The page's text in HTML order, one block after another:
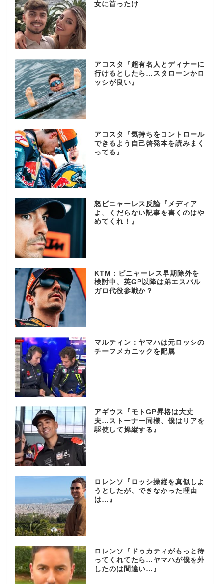
女に首ったけ
アコスタ『超有名人とディナーに
行けるとしたら…スタローンかロ
ッシが良い』
アコスタ『気持ちをコントロール
できるよう自己啓発本を読みまく
ってる』
怒ビニャーレス反論『メディア
よ、くだらない記事を書くのはや
めてくれ！』
KTM：ビニャーレス早期除外を
検討中、英GP以降は弟エスパル
ガロ代役参戦か？
マルティン：ヤマハは元ロッシの
チーフメカニックを配属
アギウス『モトGP昇格は大丈
夫…ストーナー同様、僕はリアを
駆使して操縦する』
ロレンソ『ロッシ操縦を真似しよ
うとしたが、できなかった理由
は…』
ロレンソ『ドゥカティがもっと待
ってくれてたら…ヤマハが僕を外
したのは間違い…』